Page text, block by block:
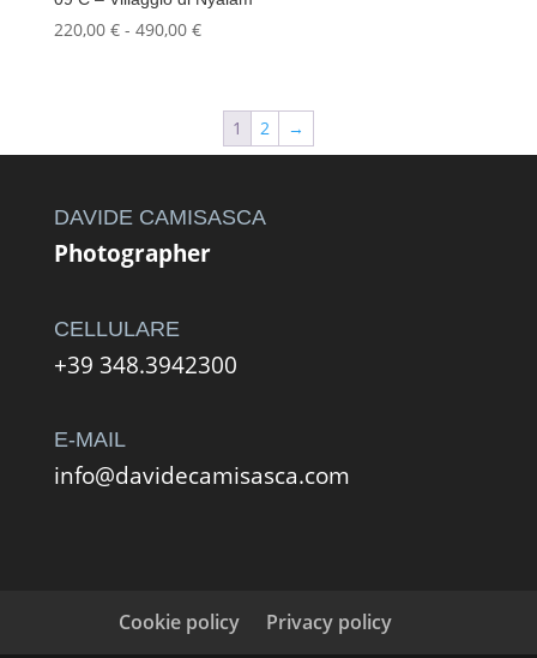
220,00 € - 490,00 €Fascia
220,00 €
1 2 →
DAVIDE CAMISASCA
Photographer
CELLULARE
+39 348.3942300
E-MAIL
info@davidecamisasca.com
Cookie policy Privacy policy